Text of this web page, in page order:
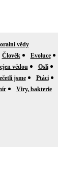
vědy
Člověk Evoluce
vědou Osli
jsme Ptáci
Viry, bakterie